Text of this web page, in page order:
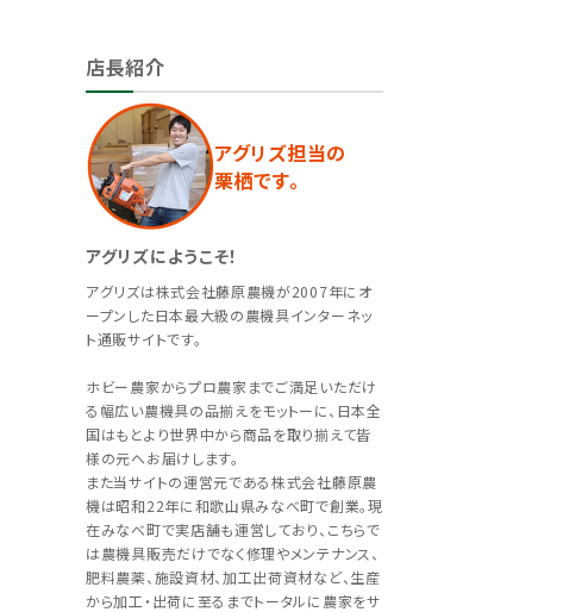
店長紹介
アグリズ担当の
栗栖です。
アグリズにようこそ！
アグリズは株式会社藤原農機が2007年にオ
ープンした日本最大級の農機具インターネッ
ト通販サイトです。
ホビー農家からプロ農家までご満足いただけ
る幅広い農機具の品揃えをモットーに、日本全
国はもとより世界中から商品を取り揃えて皆
様の元へお届けします。
また当サイトの運営元である株式会社藤原農
機は昭和22年に和歌山県みなべ町で創業。現
在みなべ町で実店舗も運営しており、こちらで
は農機具販売だけでなく修理やメンテナンス、
肥料農薬、施設資材、加工出荷資材など、生産
から加工・出荷に至るまでトータルに農家をサ